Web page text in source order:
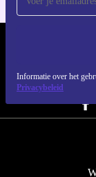
Informatie over het
Privacybeleid